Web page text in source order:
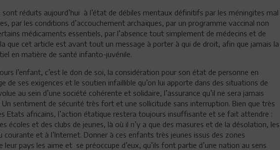
sont réduits aujourd’hui à l’état de débiles mentaux définitifs par les méningites mal
par les conditions d’accouchement archaïques, par un programme vaccinal non
médicaments essentiels, par l’absence tout simplement de médecins et de
que cet article est avant tout un message à porter à qui de droit, afin que jamais la
en matière de santé infanto-juvénile.
l’enfant, c’est le don de soi, la considération pour son état de personne en
de ses exigences et le soutien infaillible qu’on lui apporte dans des situations de
au sein d’une société cohérente et solidaire, l’assurance qu’il ne sera jamais
Un sentiment de sécurité très fort et une sollicitude sans interruption. Bien que très
Etats africains, l’action étatique restera toujours insuffisante et se fait attendre :
écoles et des clubs de jeunes, là où il n’y a que des masures et de la désolation, les
courante et à l’Internet. Donner à ces enfants très jeunes issus des zones
pays les aime et se préoccupe d’eux, qu’ils font partie d’une nation au sens